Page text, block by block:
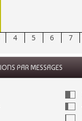
4 5 6 7
PAR MESSAGES